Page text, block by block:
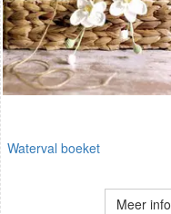
Waterval boeket
Meer info